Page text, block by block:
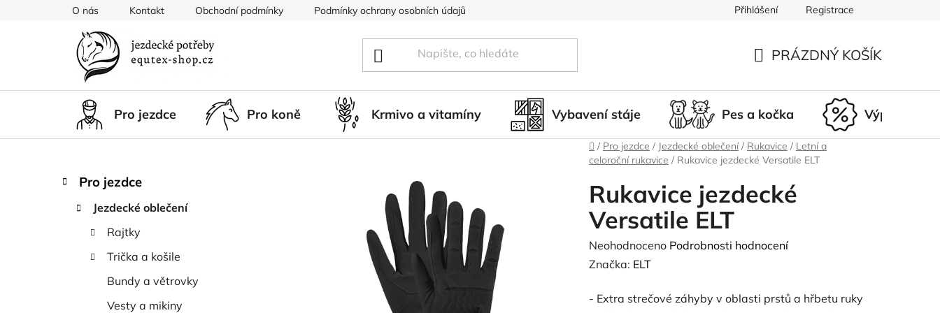
O nás Kontakt Obchodní podmínky Podmínky ochrany osobních údajů Doprava a platba Nepřevzetí zásilky
Přihlášení Registrace
KOŠÍK
PRÁZDNÝ KOŠÍK
Pro jezdce Pro koně Krmivo a vitamíny Vybavení stáje Pes a kočka Výprodej
Domů
/ Pro jezdce / Jezdecké oblečení / Rukavice / Letní a
celoroční rukavice / Rukavice jezdecké Versatile ELT
PPřeskočit
kategorie
K
a
Pro jezdce
Jezdecké oblečení
Rajtky
Trička a košile
Bundy a větrovky
Vesty a mikiny
Rukavice jezdecké
Versatile ELT
Průměrné
hodnocení
je
Neohodnoceno Podrobnosti hodnocení
Značka: ELT
- Extra strečové záhyby v oblasti prstů a hřbetu ruky